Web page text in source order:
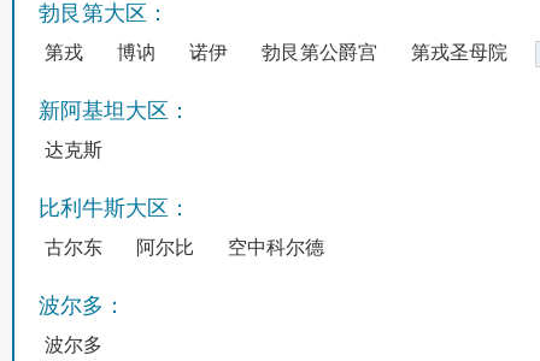
勃艮第大区：
第戎 博讷 诺伊 勃艮第公爵宫 第戎圣母院
新阿基坦大区：
达克斯
比利牛斯大区：
古尔东 阿尔比 空中科尔德
波尔多：
波尔多